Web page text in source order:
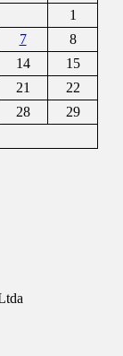
1
7
8
14
15
21
22
28
29